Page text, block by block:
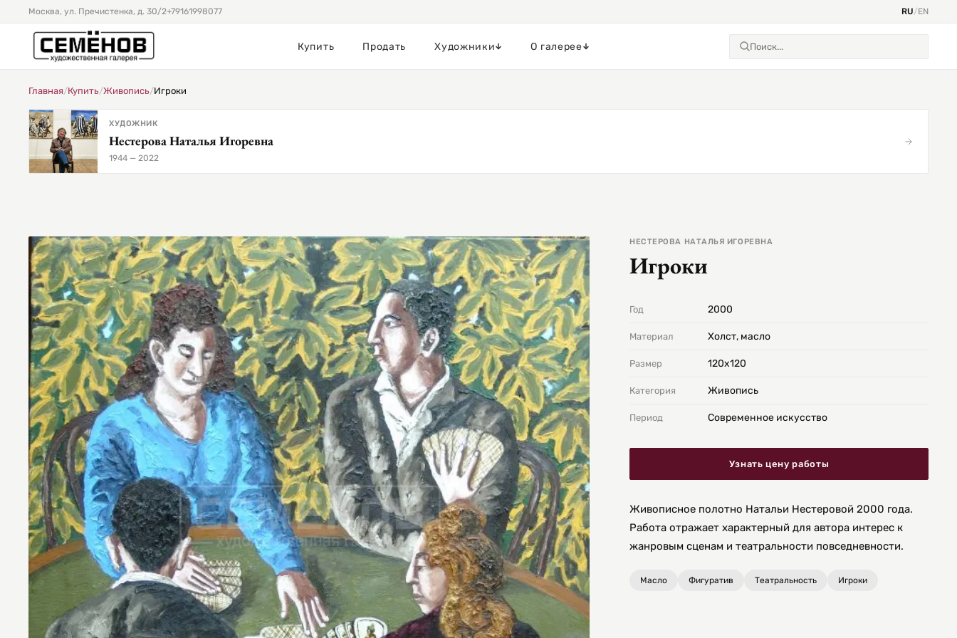
Москва, ул. Пречистенка, д. 30/2+79161998077 RU/EN
Купить Продать Художники О галерее
Главная/Купить/Живопись/Игроки
ХУДОЖНИК
Нестерова Наталья Игоревна
1944 — 2022
НЕСТЕРОВА НАТАЛЬЯ ИГОРЕВНА
Игроки
Год 2000
Материал Холст, масло
Размер 120х120
Категория Живопись
Период Современное искусство
Узнать цену работы
Живописное полотно Натальи Нестеровой 2000 года.
Работа отражает характерный для автора интерес к
жанровым сценам и театральности повседневности.
Масло Фигуратив Театральность Игроки